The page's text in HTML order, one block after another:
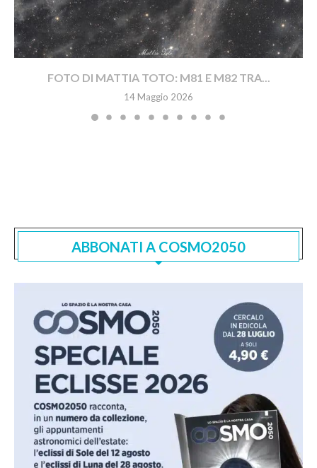
FOTO DI MATTIA TOTO: M81 E M82 TRA...
14 Maggio 2026
ABBONATI A COSMO2050